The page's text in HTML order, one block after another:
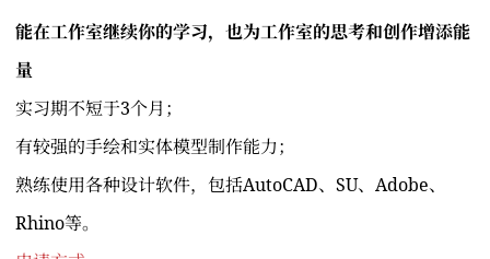
能在工作室继续你的学习，也为工作室的思考和创作增添能
量
实习期不短于3个月；
有较强的手绘和实体模型制作能力；
熟练使用各种设计软件，包括AutoCAD、SU、Adobe、
Rhino等。